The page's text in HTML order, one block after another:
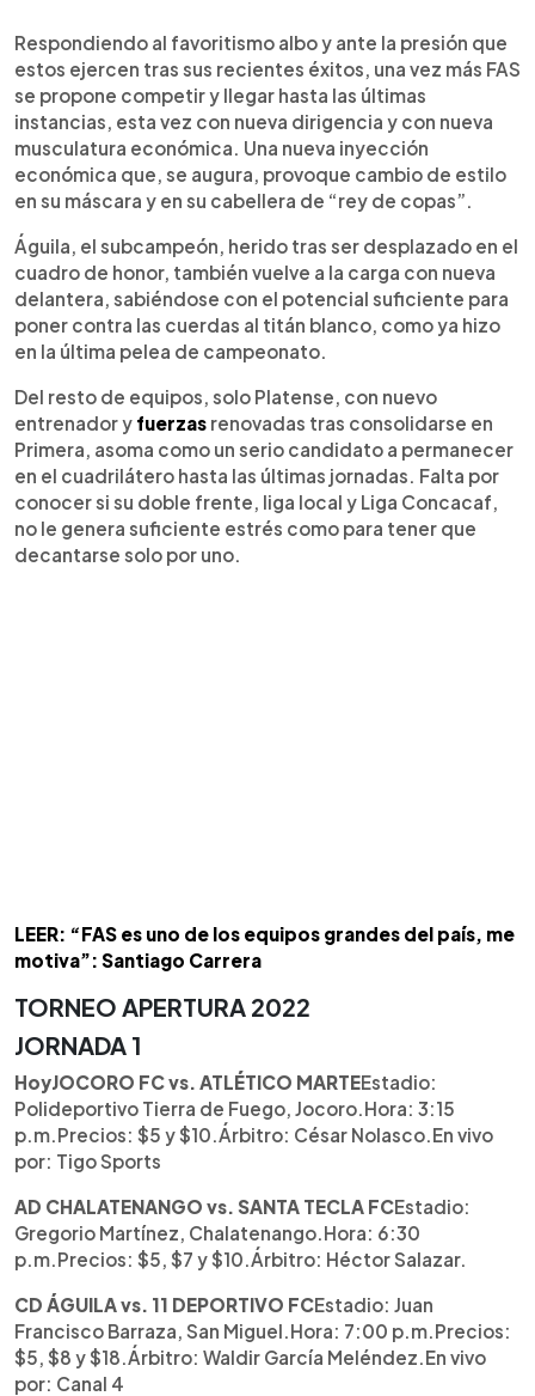
Respondiendo al favoritismo albo y ante la presión que
estos ejercen tras sus recientes éxitos, una vez más FAS
se propone competir y llegar hasta las últimas
instancias, esta vez con nueva dirigencia y con nueva
musculatura económica. Una nueva inyección
económica que, se augura, provoque cambio de estilo
en su máscara y en su cabellera de “rey de copas”.
Águila, el subcampeón, herido tras ser desplazado en el
cuadro de honor, también vuelve a la carga con nueva
delantera, sabiéndose con el potencial suficiente para
poner contra las cuerdas al titán blanco, como ya hizo
en la última pelea de campeonato.
Del resto de equipos, solo Platense, con nuevo
entrenador y fuerzas renovadas tras consolidarse en
Primera, asoma como un serio candidato a permanecer
en el cuadrilátero hasta las últimas jornadas. Falta por
conocer si su doble frente, liga local y Liga Concacaf,
no le genera suficiente estrés como para tener que
decantarse solo por uno.
LEER: “FAS es uno de los equipos grandes del país, me
motiva”: Santiago Carrera
TORNEO APERTURA 2022
JORNADA 1
HoyJOCORO FC vs. ATLÉTICO MARTEEstadio:
Polideportivo Tierra de Fuego, Jocoro.Hora: 3:15
p.m.Precios: $5 y $10.Árbitro: César Nolasco.En vivo
por: Tigo Sports
AD CHALATENANGO vs. SANTA TECLA FCEstadio:
Gregorio Martínez, Chalatenango.Hora: 6:30
p.m.Precios: $5, $7 y $10.Árbitro: Héctor Salazar.
CD ÁGUILA vs. 11 DEPORTIVO FCEstadio: Juan
Francisco Barraza, San Miguel.Hora: 7:00 p.m.Precios:
$5, $8 y $18.Árbitro: Waldir García Meléndez.En vivo
por: Canal 4